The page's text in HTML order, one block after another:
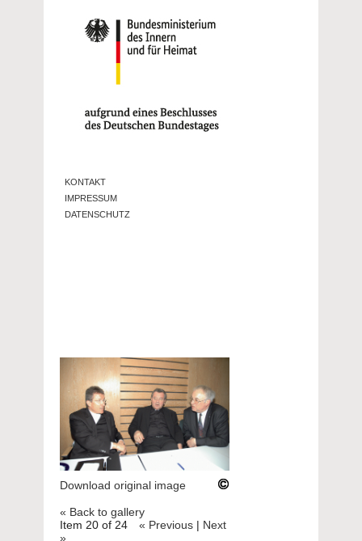
KONTAKT
IMPRESSUM
DATENSCHUTZ
Download original image
« Back to gallery
Item 20 of 24
« Previous | Next
»